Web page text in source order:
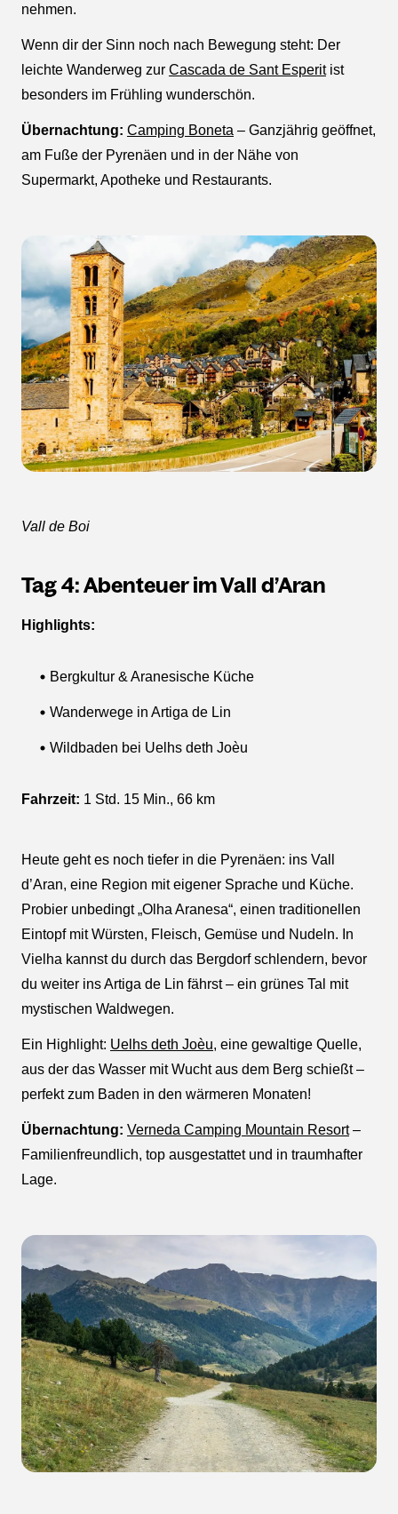
nehmen.
Wenn dir der Sinn noch nach Bewegung steht: Der
leichte Wanderweg zur Cascada de Sant Esperitist
besonders im Frühling wunderschön.
Übernachtung: Camping Boneta – Ganzjährig geöffnet,
am Fuße der Pyrenäen und in der Nähe von
Supermarkt, Apotheke und Restaurants.
Vall de Boi
Tag 4: Abenteuer im Vall d’Aran
Highlights:
Bergkultur & Aranesische Küche
Wanderwege in Artiga de Lin
Wildbaden bei Uelhs deth Joèu
Fahrzeit: 1 Std. 15 Min., 66 km
Heute geht es noch tiefer in die Pyrenäen: ins Vall
d’Aran, eine Region mit eigener Sprache und Küche.
Probier unbedingt „Olha Aranesa“, einen traditionellen
Eintopf mit Würsten, Fleisch, Gemüse und Nudeln. In
Vielha kannst du durch das Bergdorf schlendern, bevor
du weiter ins Artiga de Lin fährst – ein grünes Tal mit
mystischen Waldwegen.
Ein Highlight: Uelhs deth Joèu, eine gewaltige Quelle,
aus der das Wasser mit Wucht aus dem Berg schießt –
perfekt zum Baden in den wärmeren Monaten!
Übernachtung: Verneda Camping Mountain Resort–
Familienfreundlich, top ausgestattet und in traumhafter
Lage.